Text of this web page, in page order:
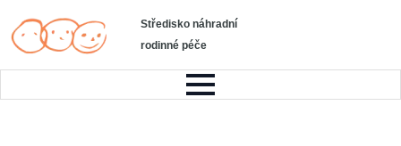
Středisko náhradní
rodinné péče